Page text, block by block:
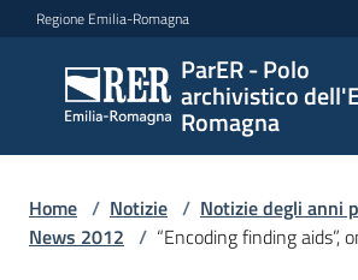
Vai al contenuto
Vai alla navigazione
Vai al footer
Regione Emilia-Romagna
ParER - Polo
archivistico
Romagna
ParER -
Polo
archivistico
Romagna
Home / Notizie / Notizie degli anni
News 2012 / “Encoding finding aids”,